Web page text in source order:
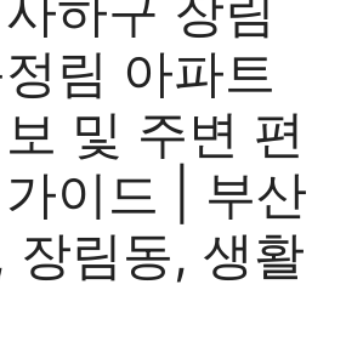
림 아파트
및 주변 편
이드 | 부산
장림동, 생활